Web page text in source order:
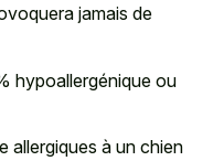
jamais de
hypoallergénique ou
allergiques à un chien